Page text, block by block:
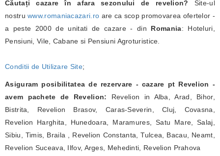
Căutați cazare în afara sezonului de revelion? Site-ul
nostruwww.romaniacazari.ro are ca scop promovarea ofertelor -
a peste 2000 de unitati de cazare - din Romania: Hoteluri,
Pensiuni, Vile, Cabane si Pensiuni Agroturistice.
Conditii de Utilizare Site;
Asiguram posibilitatea de rezervare - cazare pt Revelion -
avem pachete de Revelion: Revelion in Alba, Arad, Bihor,
Bistrita, Revelion Brasov, Caras-Severin, Cluj, Covasna,
Revelion Harghita, Hunedoara, Maramures, Satu Mare, Salaj,
Sibiu, Timis, Braila , Revelion Constanta, Tulcea, Bacau, Neamt,
Revelion Suceava, Ilfov, Arges, Mehedinti, Revelion Prahova